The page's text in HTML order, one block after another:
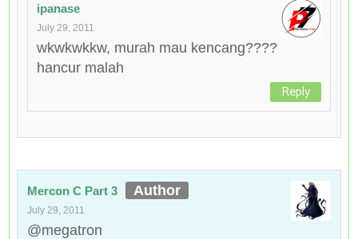
ipanase
July 29, 2011
wkwkwkkw, murah mau kencang????
hancur malah
Reply
Mercon C Part 3
July 29, 2011
@megatron